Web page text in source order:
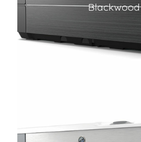
Blackwood